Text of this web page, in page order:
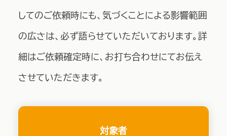
してのご依頼時にも、気づくことによる影響範囲
の広さは、必ず語らせていただいております。詳
細はご依頼確定時に、お打ち合わせにてお伝え
させていただきます。
対象者